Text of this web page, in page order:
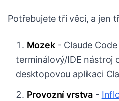
Potřebujete tři věci, a jen
Mozek- Claude
terminálový/IDE nástroj
desktopovou aplikaci
Provozní vrstva -